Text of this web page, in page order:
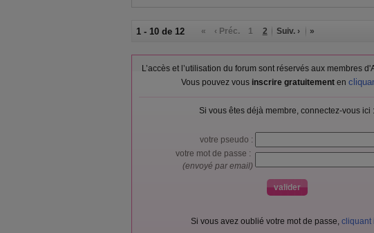
1 - 10 de 12 « ‹ Préc. 1 2 Suiv. › »
L’accès et l’utilisation du forum sont réservés aux membres
Vous pouvez vous inscrire gratuitementen
Si vous êtes déjà membre, connectez-vous ici :
votre pseudo :
votre mot de passe :
(envoyé par email)
Si vous avez oublié votre mot de passe, cliquant